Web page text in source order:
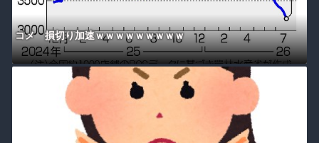
コメ 損切り加速ｗｗｗｗｗｗｗｗｗ